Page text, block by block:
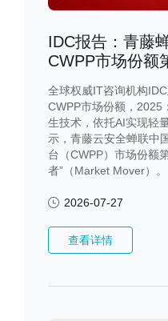
IDC报告：青藤
CWPP市场份额
全球权威IT咨询机构
CWPP市场份额，2025
生技术，依托AI实现轻
示，青藤云安全蝉联中
台（CWPP）市场份额
者”（Market Mover）。
2026-07-27
查看详情